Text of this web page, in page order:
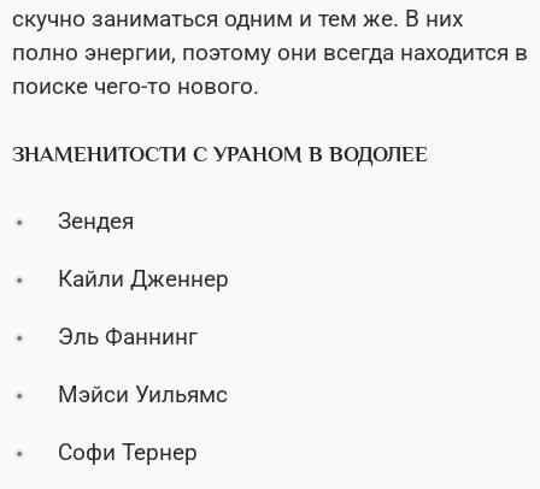
скучно заниматься одним и тем же. В них
полно энергии, поэтому они всегда находится в
поиске чего-то нового.
ЗНАМЕНИТОСТИ С УРАНОМ В ВОДОЛЕЕ
Зендея
Кайли Дженнер
Эль Фаннинг
Мэйси Уильямс
Софи Тернер